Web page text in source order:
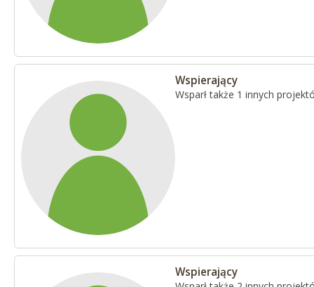
Wspierający
Wsparł także 1 innych
Wspierający